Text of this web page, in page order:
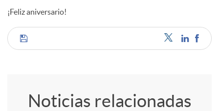
¡Feliz aniversario!
C
Noticias relacionadas